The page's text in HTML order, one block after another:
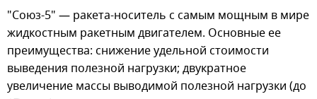
"Союз-5" — ракета-носитель с самым мощным в мире
жидкостным ракетным двигателем. Основные ее
преимущества: снижение удельной стоимости
выведения полезной нагрузки; двукратное
увеличение массы выводимой полезной нагрузки (до